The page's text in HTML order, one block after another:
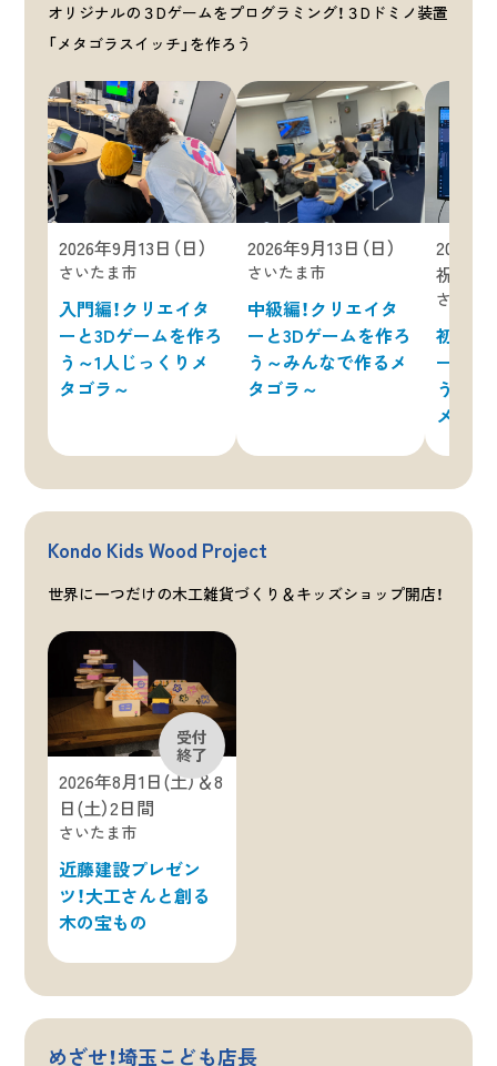
オリジナルの３Dゲームをプログラミング！３Dドミノ装置
「メタゴラスイッチ」を作ろう
2026年9月13日（日）
さいたま市
入門編！クリエイタ
ーと3Dゲームを作ろ
う～1人じっくりメ
タゴラ～
2026年9月13日（日）
さいたま市
中級編！クリエイタ
ーと3Dゲームを作ろ
う～みんなで作るメ
タゴラ～
2026年
祝）
さいた
初級編
ーと
う～1
メタゴ
Kondo Kids Wood Project
世界に一つだけの木工雑貨づくり＆キッズショップ開店！
2026年8月1日(土）＆8
日(土）2日間
さいたま市
近藤建設プレゼン
ツ！大工さんと創る
木の宝もの
めざせ！埼玉こども店長